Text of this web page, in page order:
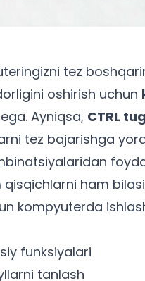
tez
oshirish uchun
Ayniqsa, CTRL
tez bajarishga
ham
kompyuterda
funksiyalari
tanlash